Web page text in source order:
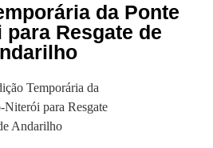
da Ponte
para Resgate de